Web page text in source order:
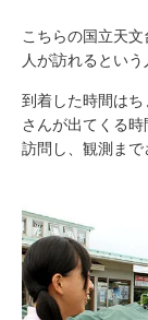
こちらの国立天
人が訪れるとい
到着した時間は
さんが出てくる
訪問し、観測まで